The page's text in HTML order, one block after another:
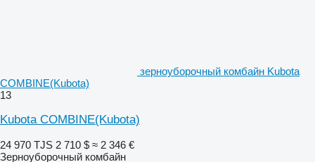
зерноуборочный комбайн Kubota
COMBINE(Kubota)
13
Kubota COMBINE(Kubota)
24 970 TJS 2 710 $ ≈ 2 346 €
Зерноуборочный комбайн